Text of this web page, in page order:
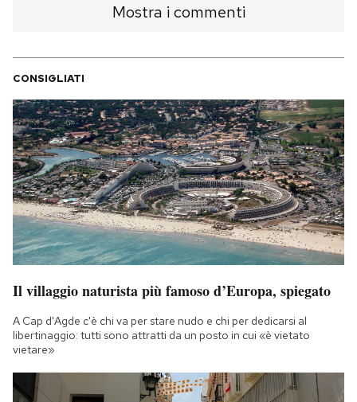
Mostra i commenti
CONSIGLIATI
Il villaggio naturista più famoso d’Europa, spiegato
A Cap d'Agde c'è chi va per stare nudo e chi per dedicarsi al
libertinaggio: tutti sono attratti da un posto in cui «è vietato
vietare»